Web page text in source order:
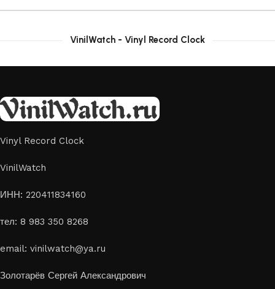
VinilWatch - Vinyl Record Clock
Vinyl Record Clock
VinilWatch
ИНН: 220411834160
тел: 8 983 350 8268
email: vinilwatch@ya.ru
Золотарёв Сергей Александрович